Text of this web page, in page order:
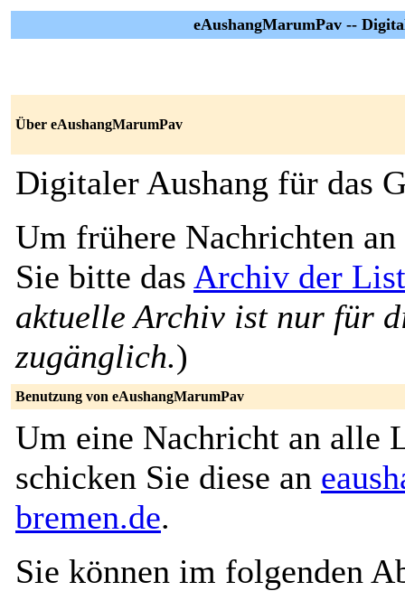
eAushangMarumPav --
Über eAushangMarumPav
Digitaler Aushang für das
Um frühere Nachrichten an
Sie bitte das Archiv der
aktuelle Archiv ist nur für
zugänglich.)
Benutzung von eAushangMarumPav
Um eine Nachricht an alle
schicken Sie diese an
bremen.de.
Sie können im folgenden